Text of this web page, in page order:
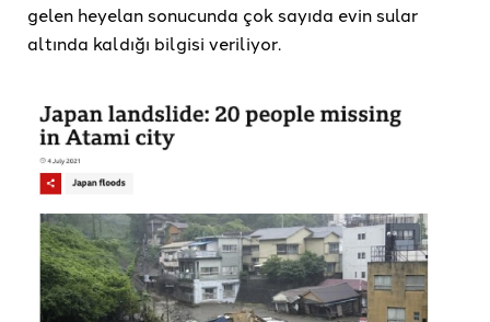
gelen heyelan sonucunda çok sayıda evin sular
altında kaldığı bilgisi veriliyor.